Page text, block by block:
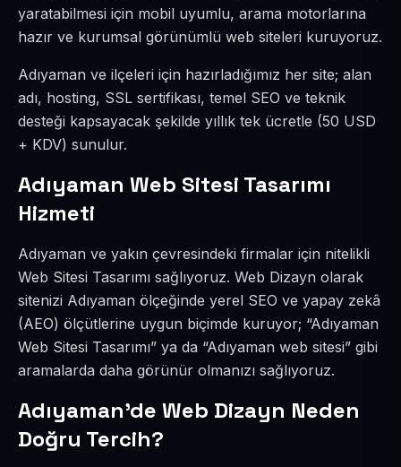
yaratabilmesi için mobil uyumlu, arama motorlarına
hazır ve kurumsal görünümlü web siteleri kuruyoruz.
Adıyaman ve ilçeleri için hazırladığımız her site; alan
adı, hosting, SSL sertifikası, temel SEO ve teknik
desteği kapsayacak şekilde yıllık tek ücretle (50 USD
+ KDV) sunulur.
Adıyaman Web Sitesi Tasarımı
Hizmeti
Adıyaman ve yakın çevresindeki firmalar için nitelikli
Web Sitesi Tasarımı sağlıyoruz. Web Dizayn olarak
sitenizi Adıyaman ölçeğinde yerel SEO ve yapay zekâ
(AEO) ölçütlerine uygun biçimde kuruyor; “Adıyaman
Web Sitesi Tasarımı” ya da “Adıyaman web sitesi” gibi
aramalarda daha görünür olmanızı sağlıyoruz.
Adıyaman’de Web Dizayn Neden
Doğru Tercih?